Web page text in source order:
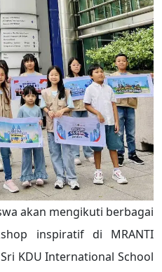
akan mengikuti berbagai
inspiratif di MRANTI
KDU International School